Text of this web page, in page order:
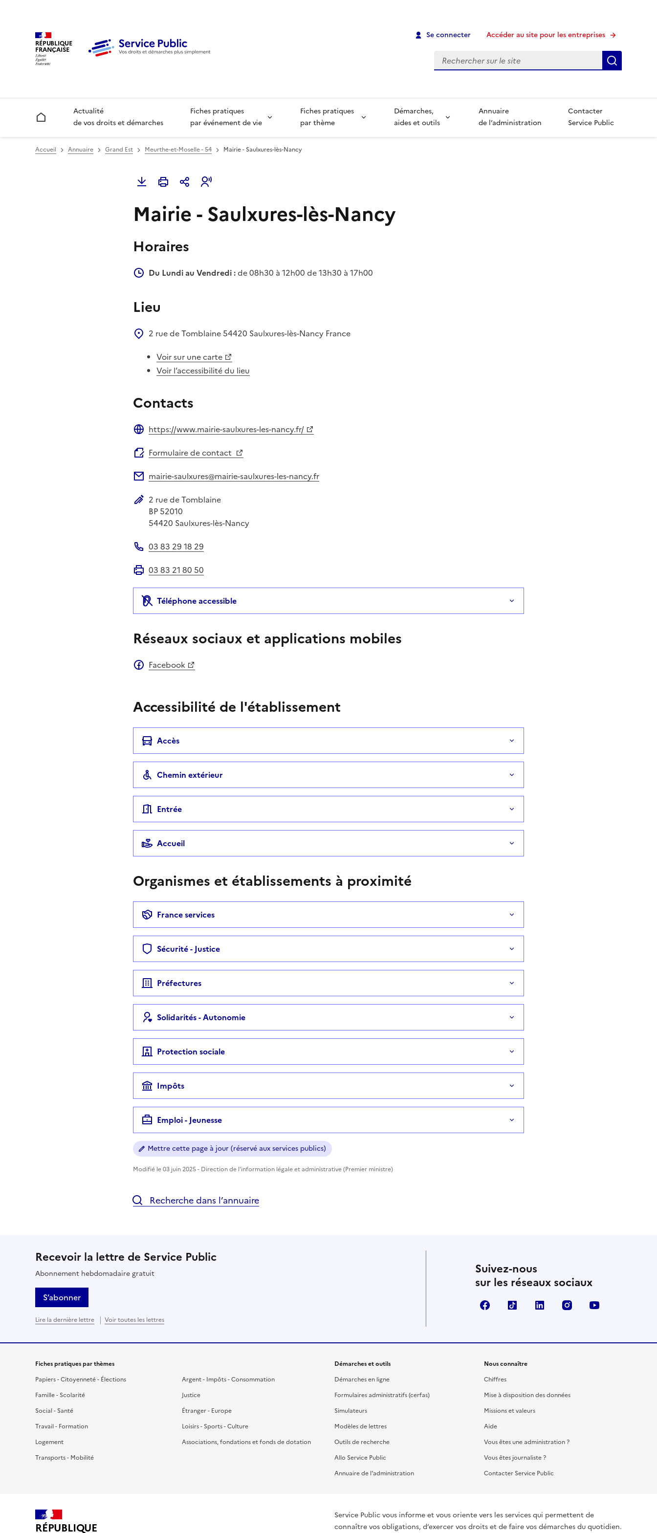
RÉPUBLIQUE
FRANÇAISE
Se connecter Accéder au site pour les entreprises
Recherche
Accueil
Actualité
de vos droits et démarches
Fiches pratiques
par événement de vie
Fiches pratiques
par thème
Démarches,
aides et outils
Annuaire
de l’administration
Contacter
Service Public
Accueil Annuaire Grand Est Meurthe-et-Moselle - 54 Mairie - Saulxures-lès-Nancy
Mairie - Saulxures-lès-Nancy
Horaires
Du Lundi au Vendredi :de 08h30 à 12h00 de 13h30 à 17h00
Lieu
2 rue de Tomblaine 54420 Saulxures-lès-Nancy France
Voir sur une carte
Voir l’accessibilité du lieu
Contacts
https://www.mairie-saulxures-les-nancy.fr/
Formulaire de contact
mairie-saulxures@mairie-saulxures-les-nancy.fr
Adresse postale
2 rue de Tomblaine
BP 52010
54420 Saulxures-lès-Nancy
03 83 29 18 29
03 83 21 80 50
Téléphone accessible
Réseaux sociaux et applications mobiles
Facebook
Accessibilité de l'établissement
Accès
Chemin extérieur
Entrée
Accueil
Organismes et établissements à proximité
France services
Sécurité - Justice
Préfectures
Solidarités - Autonomie
Protection sociale
Impôts
Emploi - Jeunesse
Mettre cette page à jour (réservé aux services publics)
Modifié le 03 juin 2025 - Direction de l'information légale et administrative (Premier ministre)
Recherche dans l’annuaire
Recevoir la lettre de Service Public
Abonnement hebdomadaire gratuit
S’abonner
Lire la dernière lettre Voir toutes les lettres
Suivez-nous
sur les réseaux sociaux
FacebookTikTok LinkedIn Instagram
Fiches pratiques par thèmes
Papiers - Citoyenneté - Élections
Famille - Scolarité
Social - Santé
Travail - Formation
Logement
Transports - Mobilité
Argent - Impôts - Consommation
Justice
Étranger - Europe
Loisirs - Sports - Culture
Associations, fondations et fonds de dotation
Démarches et outils
Démarches en ligne
Formulaires administratifs (cerfas)
Simulateurs
Modèles de lettres
Outils de recherche
Allo Service Public
Annuaire de l'administration
Nous connaître
Chiffres
Mise à disposition des données
Missions et valeurs
Aide
Vous êtes une administration ?
Vous êtes journaliste ?
Contacter Service Public
RÉPUBLIQUE
Service Public vous informe et vous oriente vers les services qui permettent de
connaître vos obligations, d’exercer vos droits et de faire vos démarches du quotidien.